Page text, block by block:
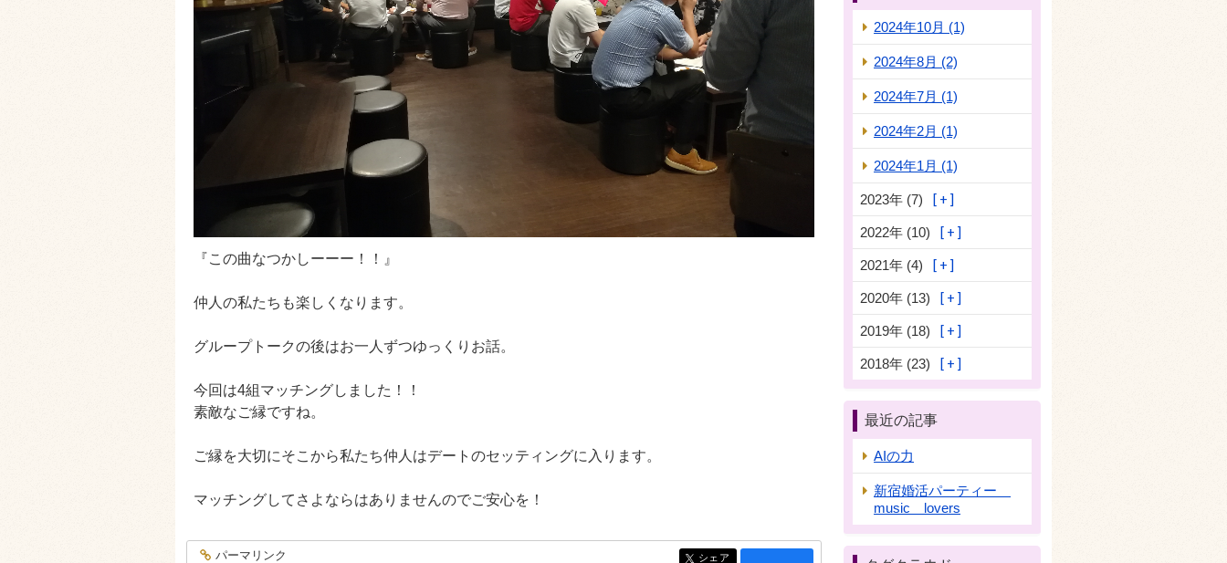
『この曲なつかしーーー！！』
仲人の私たちも楽しくなります。
グループトークの後はお一人ずつゆっくりお話。
今回は4組マッチングしました！！
素敵なご縁ですね。
ご縁を大切にそこから私たち仲人はデートのセッティングに入ります。
マッチングしてさよならはありませんのでご安心を！
entry1328
パーマリンク entry1328
シェア
2024年10月 (1)
2024年8月 (2)
2024年7月 (1)
2024年2月 (1)
2024年1月 (1)
2023年 (7)
2022年 (10)
2021年 (4)
2020年 (13)
2019年 (18)
2018年 (23)
最近の記事
AIの力
新宿婚活パーティー
music lovers